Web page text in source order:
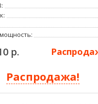
р.
Распродажа!